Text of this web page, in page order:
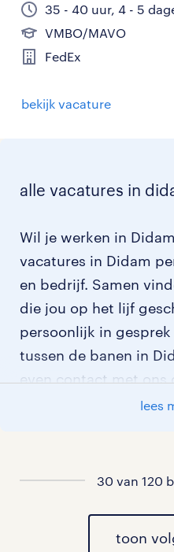
35 - 40 uur, 4 - 5
VMBO/MAVO
FedEx
bekijk vacature
alle vacatures in
Wil je werken in
vacatures in Didam
en bedrijf. Samen
die jou op het lijf
persoonlijk in
tussen de banen in
even contact met ons
contactgegevens van
Vind je het fijn om
lees
30 van 120
toon